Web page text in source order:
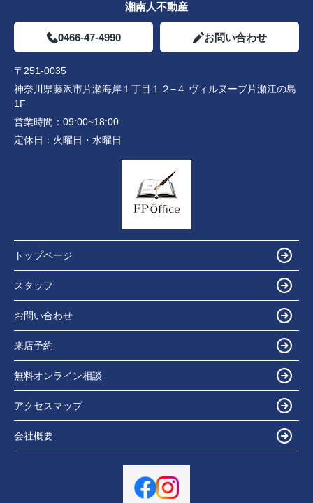
湘南人不動産
0466-47-4990 お問い合わせ
〒251-0035
神奈川県藤沢市片瀬海岸１丁目１２−４ ヴィルヌーブ片瀬江の島
1F
営業時間： 09:00~18:00
定休日： 火曜日・水曜日
トップページ
スタッフ
お問い合わせ
来店予約
無料オンライン相談
アクセスマップ
会社概要